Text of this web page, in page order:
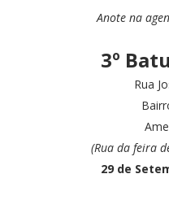
Anote na
3º
Rua
(Rua da feira
29 de